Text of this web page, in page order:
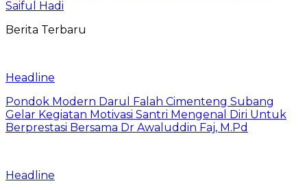
Saiful Hadi
Berita Terbaru
Headline
Pondok Modern Darul Falah Cimenteng Subang
Gelar Kegiatan Motivasi Santri Mengenal Diri Untuk
Berprestasi Bersama Dr Awaluddin Faj, M.Pd
Headline